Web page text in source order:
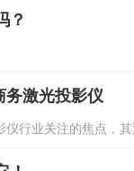
？
务激光投影仪
行业关注的焦点，